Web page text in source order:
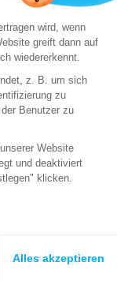
zu
wird, wenn
greift dann auf
wiedererkennt.
z. B. um sich
zu
Benutzer zu
Website
und deaktiviert
klicken.
Alles akzeptieren